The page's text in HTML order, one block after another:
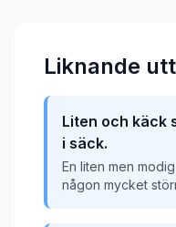
Liknande
Liten och käck
i säck.
En liten men
någon mycket